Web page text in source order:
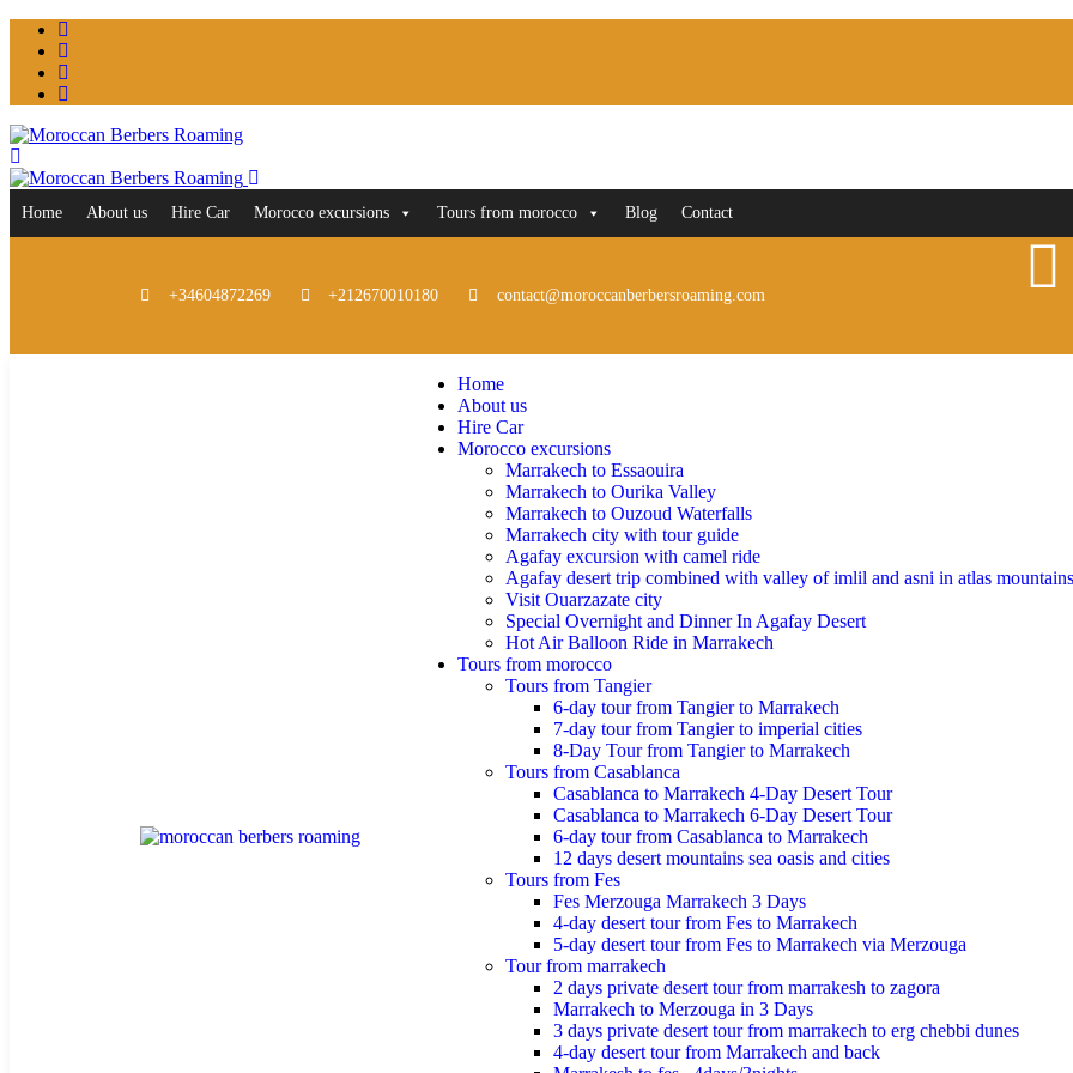
Home About us Hire Car Morocco excursions Tours from morocco Blog Contact
+34604872269 +212670010180 contact@moroccanberbersroaming.com
Home
About us
Hire Car
Morocco excursions
Marrakech to Essaouira
Marrakech to Ourika Valley
Marrakech to Ouzoud Waterfalls
Marrakech city with tour guide
Agafay excursion with camel ride
Agafay desert trip combined with valley of imlil and asni in atlas mountains
Visit Ouarzazate city
Special Overnight and Dinner In Agafay Desert
Hot Air Balloon Ride in Marrakech
Tours from morocco
Tours from Tangier
6-day tour from Tangier to Marrakech
7-day tour from Tangier to imperial cities
8-Day Tour from Tangier to Marrakech
Tours from Casablanca
Casablanca to Marrakech 4-Day Desert Tour
Casablanca to Marrakech 6-Day Desert Tour
6-day tour from Casablanca to Marrakech
12 days desert mountains sea oasis and cities
Tours from Fes
Fes Merzouga Marrakech 3 Days
4-day desert tour from Fes to Marrakech
5-day desert tour from Fes to Marrakech via Merzouga
Tour from marrakech
2 days private desert tour from marrakesh to zagora
Marrakech to Merzouga in 3 Days
3 days private desert tour from marrakech to erg chebbi dunes
4-day desert tour from Marrakech and back